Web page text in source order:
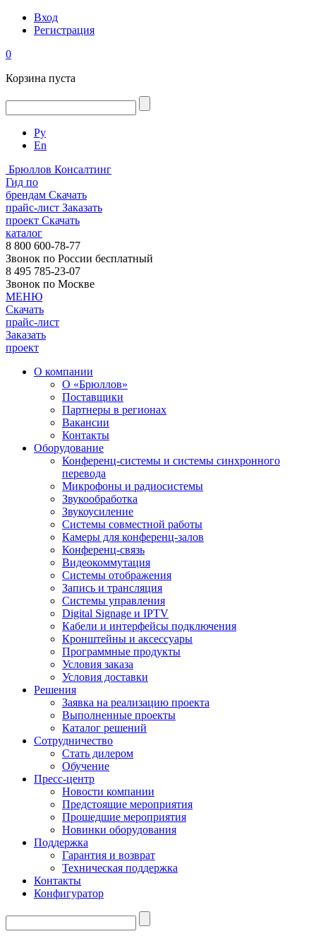
Вход
Регистрация
0
Корзина пуста
Ру
En
Брюллов Консалтинг
Гид по
брендам Скачать
прайс-лист Заказать
проект Скачать
каталог
8 800 600-78-77
Звонок по России бесплатный
8 495 785-23-07
Звонок по Москве
МЕНЮ
Скачать
прайс-лист
Заказать
проект
О компании
О «Брюллов»
Поставщики
Партнеры в регионах
Вакансии
Контакты
Оборудование
Конференц-системы и системы синхронного
перевода
Микрофоны и радиосистемы
Звукообработка
Звукоусиление
Системы совместной работы
Камеры для конференц-залов
Конференц-связь
Видеокоммутация
Системы отображения
Запись и трансляция
Системы управления
Digital Signage и IPTV
Кабели и интерфейсы подключения
Кронштейны и аксессуары
Программные продукты
Условия заказа
Условия доставки
Решения
Заявка на реализацию проекта
Выполненные проекты
Каталог решений
Сотрудничество
Стать дилером
Обучение
Пресс-центр
Новости компании
Предстоящие мероприятия
Прошедшие мероприятия
Новинки оборудования
Поддержка
Гарантия и возврат
Техническая поддержка
Контакты
Конфигуратор